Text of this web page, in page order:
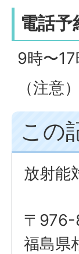
電話予
9時〜17
（注意
この
放射能
〒976-
福島県